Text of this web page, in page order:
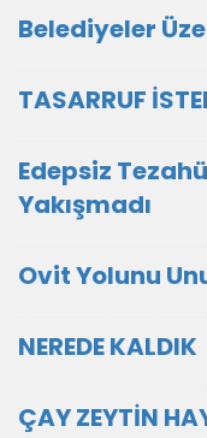
Belediyeler
TASARRUF
Edepsiz
Yakışmadı
Ovit Yolunu
NEREDE KALDIK
ÇAY ZEYTİN